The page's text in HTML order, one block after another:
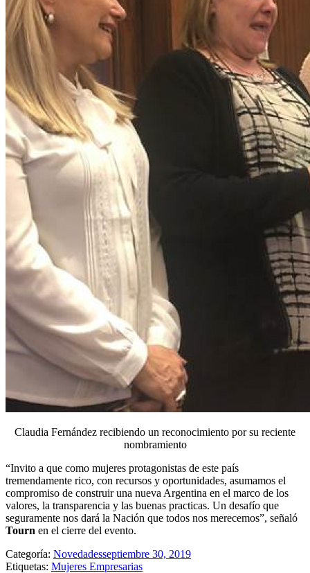
Claudia Fernández recibiendo un reconocimiento por su reciente
nombramiento
“Invito a que como mujeres protagonistas de este país
tremendamente rico, con recursos y oportunidades, asumamos el
compromiso de construir una nueva Argentina en el marco de los
valores, la transparencia y las buenas practicas. Un desafío que
seguramente nos dará la Nación que todos nos merecemos”, señaló
Tourn en el cierre del evento.
Categoría: Novedadesseptiembre 30, 2019
Etiquetas: Mujeres Empresarias